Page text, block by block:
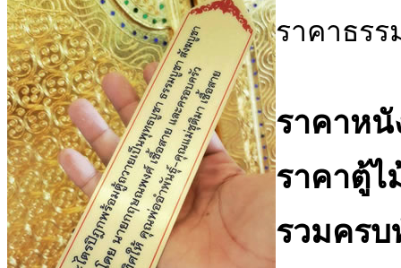
ราคาธร
ราคาหนั
ราคาตู้ไ
รวมครบ